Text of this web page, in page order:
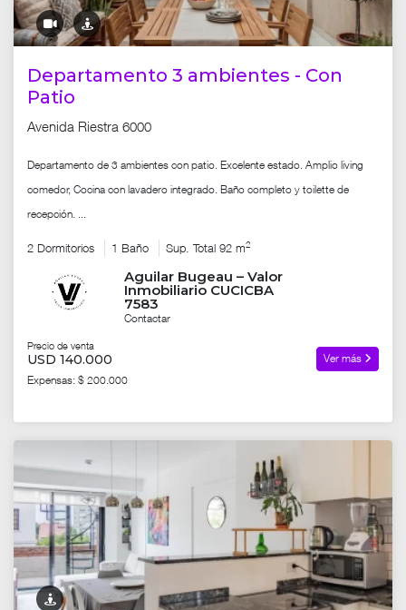
Departamento 3 ambientes - Con
Patio
Avenida Riestra 6000
Departamento de 3 ambientes con patio. Excelente estado. Amplio living
comedor, Cocina con lavadero integrado. Baño completo y toilette de
recepción. ...
2 Dormitorios 1 Baño Sup. Total 92 m2
Aguilar Bugeau – Valor
Inmobiliario CUCICBA
7583
Contactar
Precio de venta
USD 140.000
Expensas: $ 200.000
Ver más